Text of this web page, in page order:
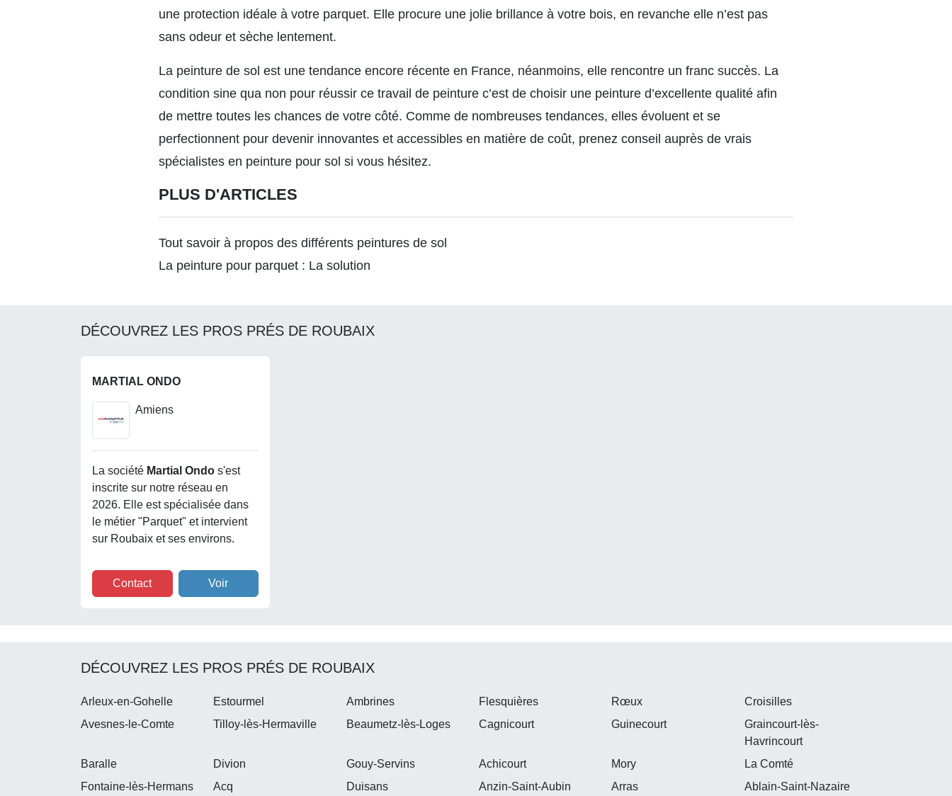
une protection idéale à votre parquet. Elle procure une jolie brillance à votre bois, en revanche elle n’est pas
sans odeur et sèche lentement.
La peinture de sol est une tendance encore récente en France, néanmoins, elle rencontre un franc succès. La
condition sine qua non pour réussir ce travail de peinture c’est de choisir une peinture d’excellente qualité afin
de mettre toutes les chances de votre côté. Comme de nombreuses tendances, elles évoluent et se
perfectionnent pour devenir innovantes et accessibles en matière de coût, prenez conseil auprès de vrais
spécialistes en peinture pour sol si vous hésitez.
PLUS D'ARTICLES
Tout savoir à propos des différents peintures de sol
La peinture pour parquet : La solution
DÉCOUVREZ LES PROS PRÉS DE ROUBAIX
MARTIAL ONDO
Amiens
La société Martial Ondo s'est
inscrite sur notre réseau en
2026. Elle est spécialisée dans
le métier "Parquet" et intervient
sur Roubaix et ses environs.
Contact Voir
DÉCOUVREZ LES PROS PRÉS DE ROUBAIX
Arleux-en-Gohelle Estourmel Ambrines Flesquières Rœux
Croisilles
Avesnes-le-Comte
Tilloy-lès-Hermaville Beaumetz-lès-Loges Cagnicourt Guinecourt
Graincourt-lès-
Havrincourt
Baralle
Divion Gouy-Servins Achicourt Mory
La Comté
Fontaine-lès-Hermans
Acq Duisans Anzin-Saint-Aubin Arras Ablain-Saint-Nazaire